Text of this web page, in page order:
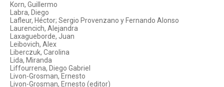
Korn, Guillermo
Labra, Diego
Lafleur, Héctor; Sergio Provenzano y Fernando Alonso
Laurencich, Alejandra
Laxagueborde, Juan
Leibovich, Alex
Liberczuk, Carolina
Lida, Miranda
Liffourrena, Diego Gabriel
Livon-Grosman, Ernesto
Livon-Grosman, Ernesto (editor)